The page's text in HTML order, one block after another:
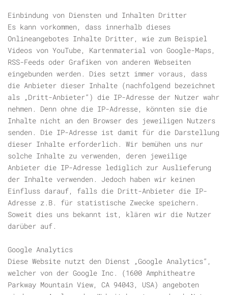
Einbindung von Diensten und Inhalten Dritter
Es kann vorkommen, dass innerhalb dieses
Onlineangebotes Inhalte Dritter, wie zum Beispiel
Videos von YouTube, Kartenmaterial von Google-Maps,
RSS-Feeds oder Grafiken von anderen Webseiten
eingebunden werden. Dies setzt immer voraus, dass
die Anbieter dieser Inhalte (nachfolgend bezeichnet
als „Dritt-Anbieter“) die IP-Adresse der Nutzer wahr
nehmen. Denn ohne die IP-Adresse, könnten sie die
Inhalte nicht an den Browser des jeweiligen Nutzers
senden. Die IP-Adresse ist damit für die Darstellung
dieser Inhalte erforderlich. Wir bemühen uns nur
solche Inhalte zu verwenden, deren jeweilige
Anbieter die IP-Adresse lediglich zur Auslieferung
der Inhalte verwenden. Jedoch haben wir keinen
Einfluss darauf, falls die Dritt-Anbieter die IP-
Adresse z.B. für statistische Zwecke speichern.
Soweit dies uns bekannt ist, klären wir die Nutzer
darüber auf.
Google Analytics
Diese Website nutzt den Dienst „Google Analytics“,
welcher von der Google Inc. (1600 Amphitheatre
Parkway Mountain View, CA 94043, USA) angeboten